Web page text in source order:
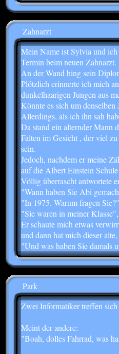
Zahnarzt
Mein Name ist Sylvia und ich
Termin beim neuen Zahnarzt.
An der Wand hing sein
Plötzlich erinnerte ich mich
dunkelhaarigen Jungen aus
Könnte es sich um
Allerdings, als ich ihn sah
Da stand ein alternder Mann
Falten im Gesicht , der viel
sein.
Jedoch, nachdem er meine
auf die Albert Einstein
Völlig überrascht antwortete
"Wann haben Sie Abi
"In 1975. Warum fragen
"Sie waren in meiner
Er schaute mich etwas
und dann hat mich dieser
"Und was haben Sie damals
Park
Zwei Informatiker treffen sich
Meint der andere:
"Boah, dolles Fahrrad, was